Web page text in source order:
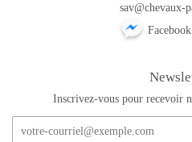
sav@chevaux-
Inscrivez-vous pour recevoir